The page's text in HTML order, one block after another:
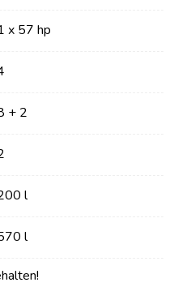
x 57 hp
+ 2
l
l